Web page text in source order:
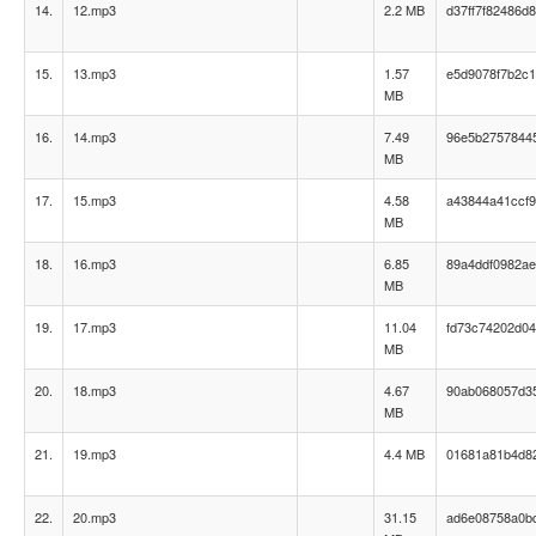
14. 12.mp3 2.2 MB
15. 13.mp3
1.57
MB
16. 14.mp3
7.49
MB
17. 15.mp3
4.58
MB
18. 16.mp3
6.85
MB
19. 17.mp3
11.04
MB
20. 18.mp3
4.67
MB
21. 19.mp3 4.4 MB
22. 20.mp3
31.15